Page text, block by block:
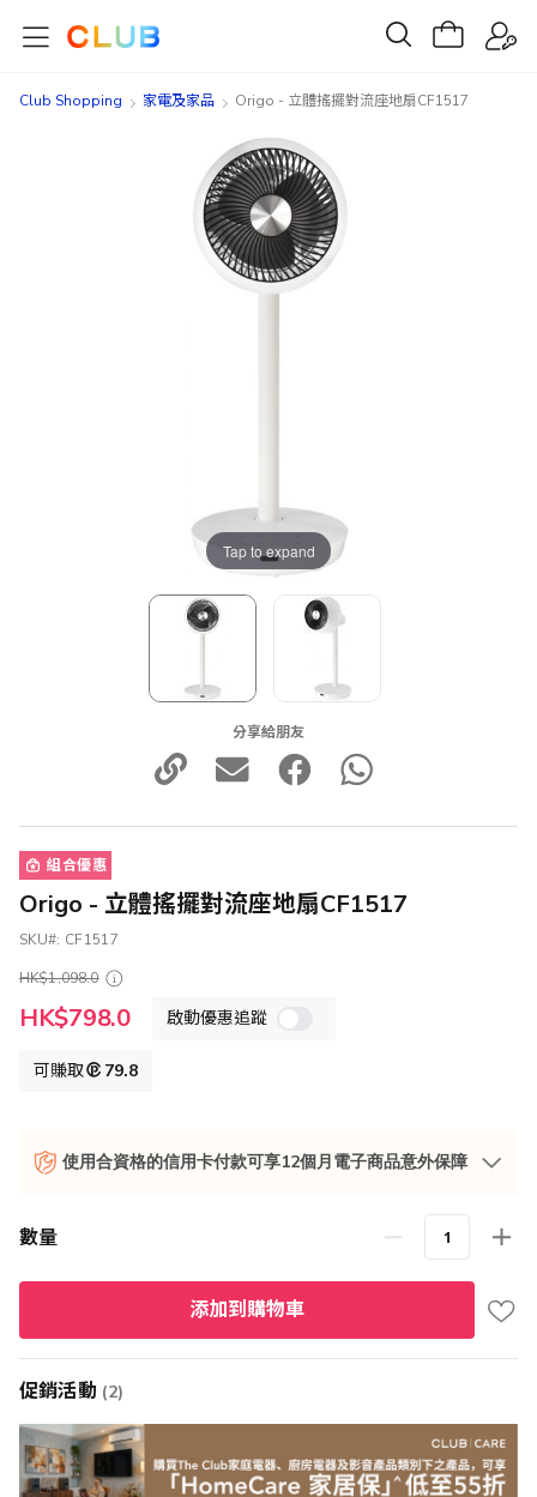
Club Shopping 家電及家品 Origo - 立體搖擺對流座地扇CF1517
Tap to expand
分享給朋友
組合優惠
Origo - 立體搖擺對流座地扇CF1517
SKU
CF1517
HK$1,098.0
特
殊
HK$798.0 啟動優惠追蹤
可賺取 79.8
使用合資格的信用卡付款可享12個月電子商品意外保障
數量
添加到購物車
促銷活動 (2)